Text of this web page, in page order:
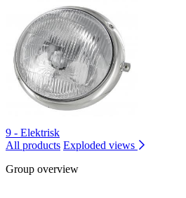
9 - Elektrisk
All products Exploded views
Group overview